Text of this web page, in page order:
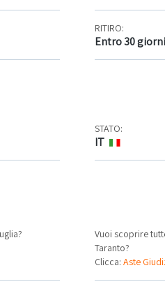
RITIRO:
Entro 30
STATO:
IT
Vuoi scoprire
Taranto?
Clicca:Aste